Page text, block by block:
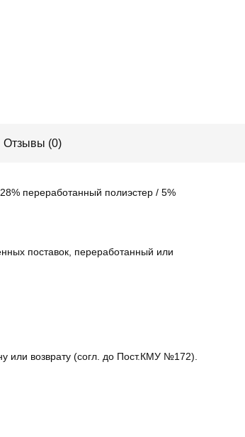
Отзывы (0)
переработанный полиэстер / 5%
поставок, переработанный или
возврату (согл. до Пост.КМУ №172).